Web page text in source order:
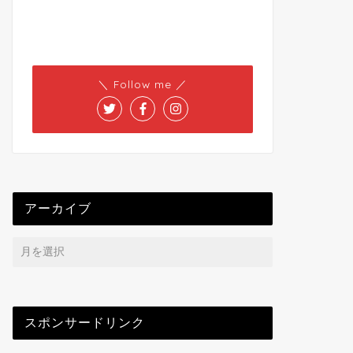
＼ Follow me ／
アーカイブ
スポンサードリンク